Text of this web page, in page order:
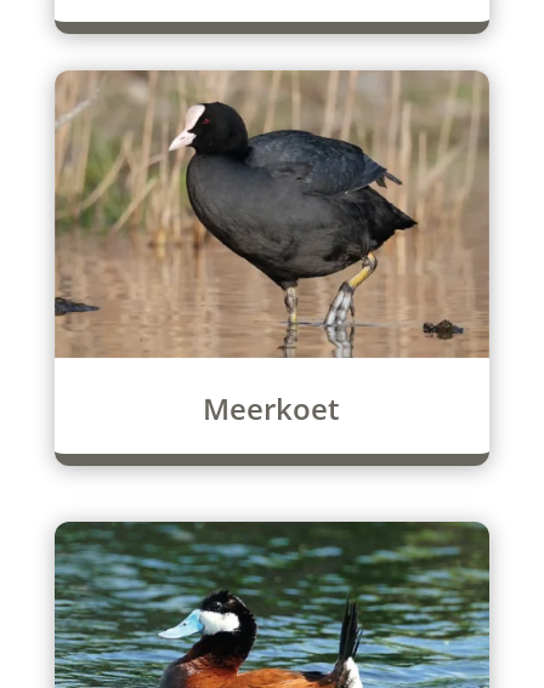
Meerkoet